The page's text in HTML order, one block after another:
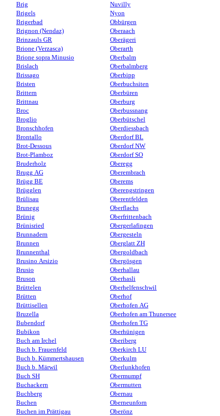
Brig
Brigels
Brigerbad
Brignon (Nendaz)
Brinzauls GR
Brione (Verzasca)
Brione sopra Minusio
Brislach
Brissago
Bristen
Brittern
Brittnau
Broc
Broglio
Bronschhofen
Brontallo
Brot-Dessous
Brot-Plamboz
Bruderholz
Brugg AG
Brügg BE
Brügglen
Brülisau
Brunegg
Brünig
Brünisried
Brunnadern
Brunnen
Brunnenthal
Brusino Arsizio
Brusio
Bruson
Brüttelen
Brütten
Brüttisellen
Bruzella
Bubendorf
Bubikon
Buch am Irchel
Buch b. Frauenfeld
Buch b. Kümmertshausen
Buch b. Märwil
Buch SH
Buchackern
Buchberg
Buchen
Buchen im Prättigau
Nuvilly
Nyon
Obbürgen
Oberaach
Oberägeri
Oberarth
Oberbalm
Oberbalmberg
Oberbipp
Oberbuchsiten
Oberbüren
Oberburg
Oberbussnang
Oberbütschel
Oberdiessbach
Oberdorf BL
Oberdorf NW
Oberdorf SO
Oberegg
Oberembrach
Oberems
Oberengstringen
Oberentfelden
Oberflachs
Oberfrittenbach
Obergerlafingen
Obergesteln
Oberglatt ZH
Obergoldbach
Obergösgen
Oberhallau
Oberhasli
Oberhelfenschwil
Oberhof
Oberhofen AG
Oberhofen am Thunersee
Oberhofen TG
Oberhünigen
Oberiberg
Oberkirch LU
Oberkulm
Oberlunkhofen
Obermumpf
Obermutten
Obernau
Oberneunforn
Oberönz